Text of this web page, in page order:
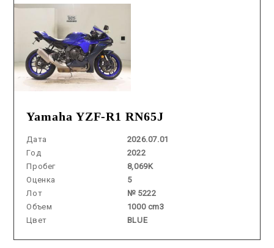
Yamaha YZF-R1 RN65J
Дата
2026.07.01
Год
2022
Пробег
8,069K
Оценка
5
Лот
№ 5222
Объем
1000 cm3
Цвет
BLUE